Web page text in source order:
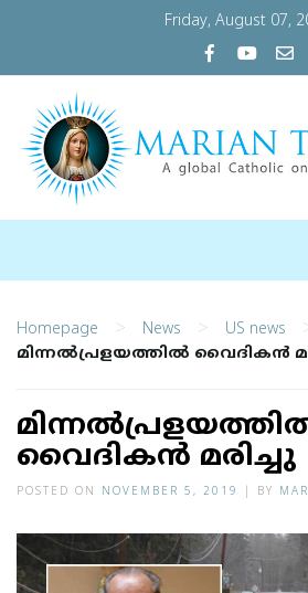
Friday, August 07,
Homepage > News > US news
മിന്നല്‍പ്രളയത്തില്‍ വൈദികന്‍
വൈദികന്‍ മരിച്ചു
POSTED ON NOVEMBER 5, 2019 BY